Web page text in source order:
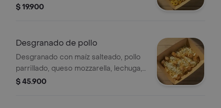
alioli y papa ripio.
$ 19.900
Desgranado de pollo
Desgranado con maíz salteado, pollo
parrillado, queso mozzarella, lechuga,
papa ripio y salsa verde.
$ 45.900